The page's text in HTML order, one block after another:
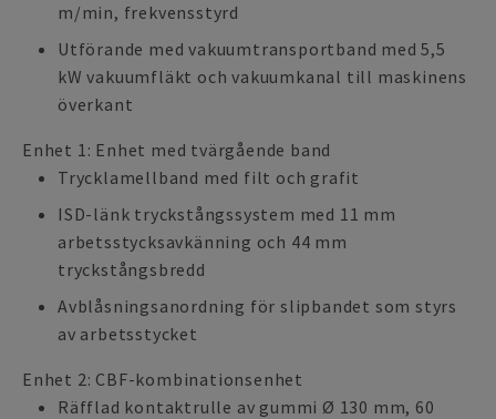
m/min, frekvensstyrd
Utförande med vakuumtransportband med 5,5
kW vakuumfläkt och vakuumkanal till maskinens
överkant
Enhet 1: Enhet med tvärgående band
Trycklamellband med filt och grafit
ISD-länk tryckstångssystem med 11 mm
arbetsstycksavkänning och 44 mm
tryckstångsbredd
Avblåsningsanordning för slipbandet som styrs
av arbetsstycket
Enhet 2: CBF-kombinationsenhet
Räfflad kontaktrulle av gummi Ø 130 mm, 60